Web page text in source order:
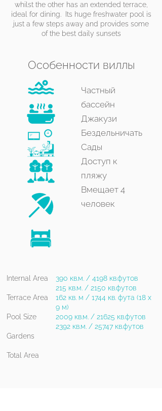
whilst the other has an extended terrace,
ideal for dining. Its huge freshwater pool is
just a few steps away and provides some
of the best daily sunsets
Особенности виллы
Частный
бассейн
Джакузи
Бездельничать
Сады
Доступ к
пляжу
Вмещает 4
человек
Internal Area
Terrace Area
Pool Size
Gardens
Total Area​​​​
390 кв.м. / 4198 кв.футов
215 кв.м. / 2150 кв.футов
162 кв. м / 1744 кв. фута (18 x
9 м)
2009 кв.м. / 21625 кв.футов
2392 кв.м. / 25747 кв.футов